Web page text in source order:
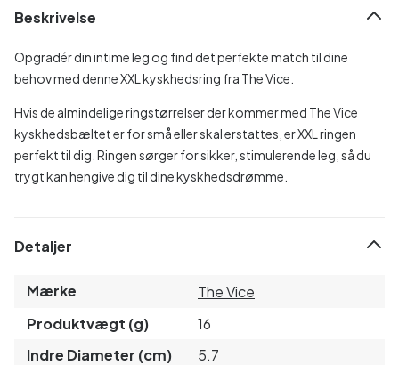
Beskrivelse
Opgradér din intime leg og find det perfekte match til dine
behov med denne XXL kyskhedsring fra The Vice.
Hvis de almindelige ringstørrelser der kommer med The Vice
kyskhedsbæltet er for små eller skal erstattes, er XXL ringen
perfekt til dig. Ringen sørger for sikker, stimulerende leg, så du
trygt kan hengive dig til dine kyskhedsdrømme.
Detaljer
Mærke
The Vice
Produktvægt (g)
16
Indre Diameter (cm)
5.7